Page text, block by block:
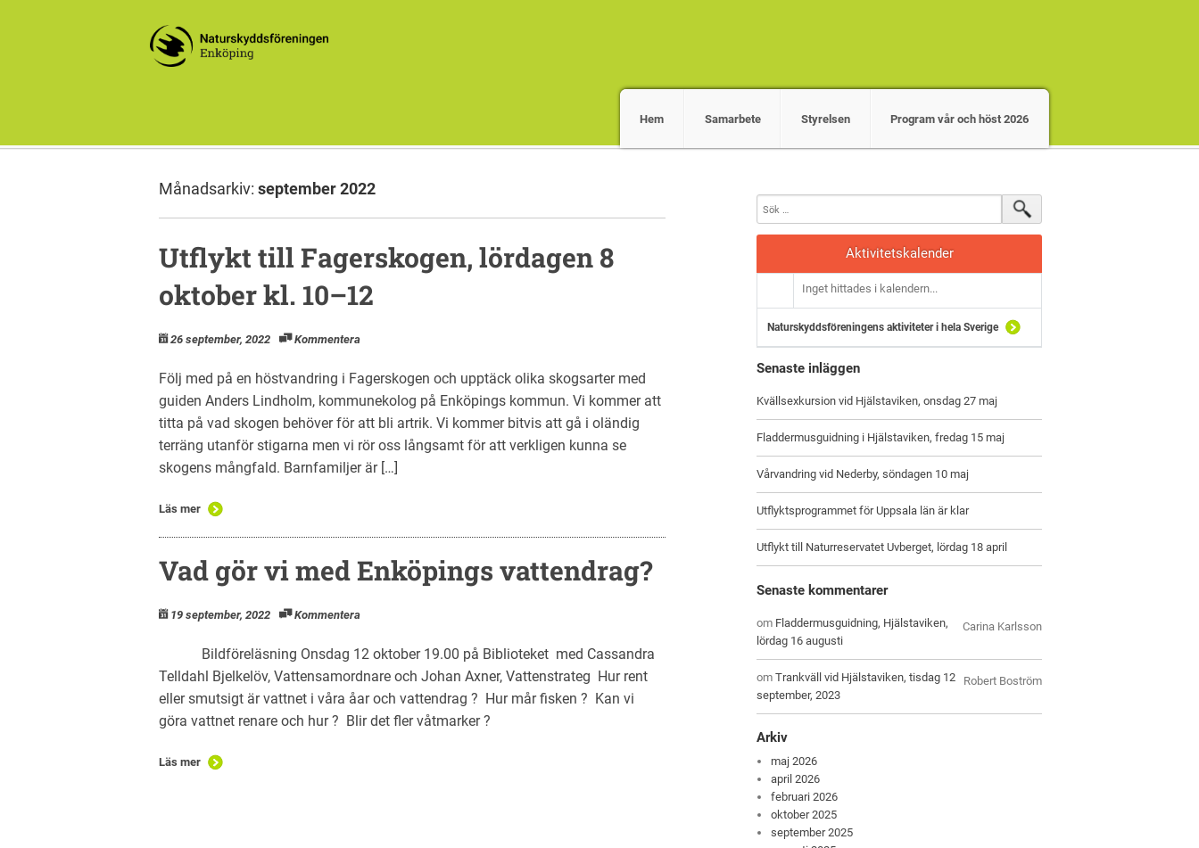
Hem Samarbete Styrelsen Program vår och höst 2026
Månadsarkiv: september 2022
Utflykt till Fagerskogen, lördagen 8
oktober kl. 10–12
26 september, 2022 Kommentera
Följ med på en höstvandring i Fagerskogen och upptäck olika skogsarter med
guiden Anders Lindholm, kommunekolog på Enköpings kommun. Vi kommer att
titta på vad skogen behöver för att bli artrik. Vi kommer bitvis att gå i oländig
terräng utanför stigarna men vi rör oss långsamt för att verkligen kunna se
skogens mångfald. Barnfamiljer är […]
Läs mer
Vad gör vi med Enköpings vattendrag?
19 september, 2022 Kommentera
Bildföreläsning Onsdag 12 oktober 19.00 på Biblioteket med Cassandra
Telldahl Bjelkelöv, Vattensamordnare och Johan Axner, Vattenstrateg Hur rent
eller smutsigt är vattnet i våra åar och vattendrag ? Hur mår fisken ? Kan vi
göra vattnet renare och hur ? Blir det fler våtmarker ?
Läs mer
Aktivitetskalender
Inget hittades i kalendern...
Naturskyddsföreningens aktiviteter i hela Sverige
Senaste inläggen
Kvällsexkursion vid Hjälstaviken, onsdag 27 maj
Fladdermusguidning i Hjälstaviken, fredag 15 maj
Vårvandring vid Nederby, söndagen 10 maj
Utflyktsprogrammet för Uppsala län är klar
Utflykt till Naturreservatet Uvberget, lördag 18 april
Senaste kommentarer
Carina Karlsson
om Fladdermusguidning, Hjälstaviken,
lördag 16 augusti
Robert Boström
omTrankväll vid Hjälstaviken, tisdag 12
september, 2023
Arkiv
maj 2026
april 2026
februari 2026
oktober 2025
september 2025